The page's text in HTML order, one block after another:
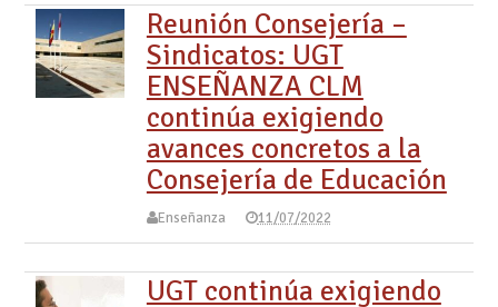
Reunión Consejería –
Sindicatos: UGT
ENSEÑANZA CLM
continúa exigiendo
avances concretos a la
Consejería de Educación
Enseñanza 11/07/2022
UGT continúa exigiendo